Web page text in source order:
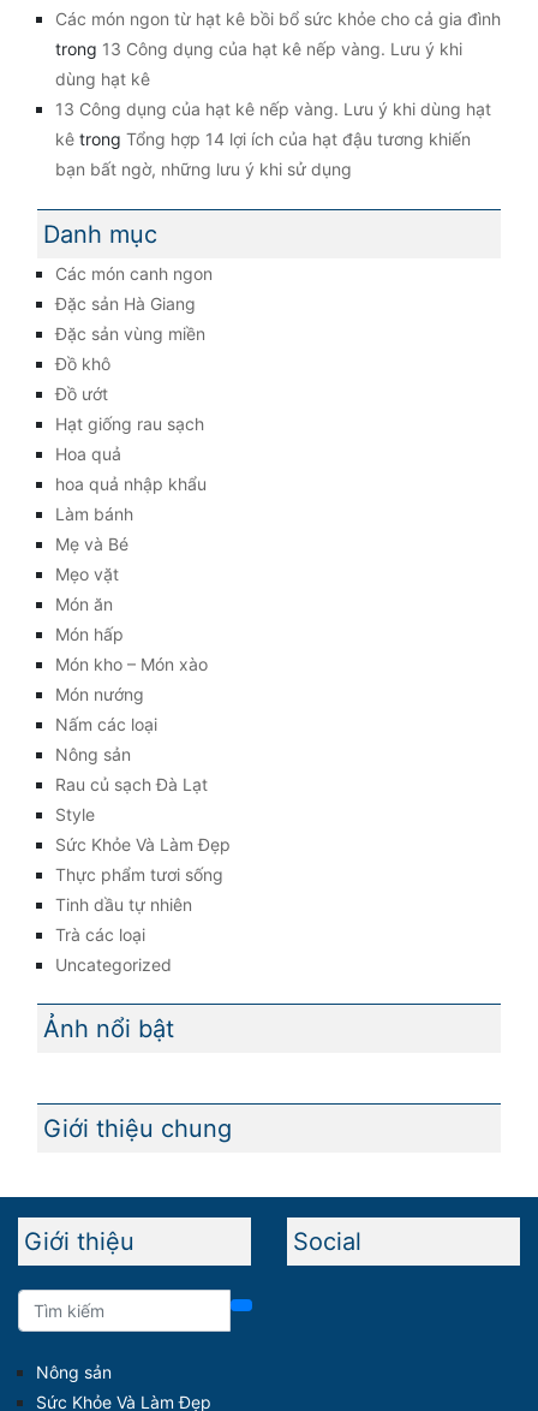
Các món ngon từ hạt kê bồi bổ sức khỏe cho cả gia đình
trong 13 Công dụng của hạt kê nếp vàng. Lưu ý khi
dùng hạt kê
13 Công dụng của hạt kê nếp vàng. Lưu ý khi dùng hạt
kê trong Tổng hợp 14 lợi ích của hạt đậu tương khiến
bạn bất ngờ, những lưu ý khi sử dụng
Danh mục
Các món canh ngon
Đặc sản Hà Giang
Đặc sản vùng miền
Đồ khô
Đồ ướt
Hạt giống rau sạch
Hoa quả
hoa quả nhập khẩu
Làm bánh
Mẹ và Bé
Mẹo vặt
Món ăn
Món hấp
Món kho – Món xào
Món nướng
Nấm các loại
Nông sản
Rau củ sạch Đà Lạt
Style
Sức Khỏe Và Làm Đẹp
Thực phẩm tươi sống
Tinh dầu tự nhiên
Trà các loại
Uncategorized
Ảnh nổi bật
Giới thiệu chung
Giới thiệu
Nông sản
Sức Khỏe Và Làm Đẹp
Social